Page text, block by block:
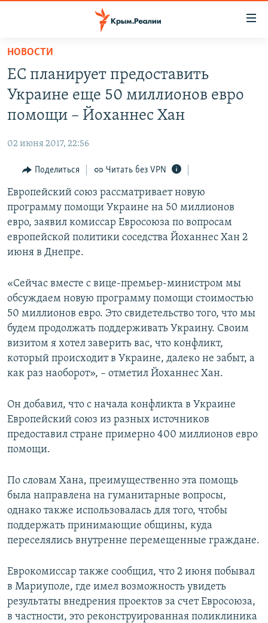
Вернуться
основному
содержанию
Вернутся
главной
Вернутся
поиску
СПЕЦПРОЕКТЫ
11 ЛЕТ ОККУПАЦИИ КРЫМА. 11 ИСТОРИЙ СОПРОТИВЛЕНИЯ
ВОДА
ЕЩЕ
ИНТЕРАКТИВ
ИНФОГРАФИКА
ТЕЛЕПРОЕКТ КРЫМ.РЕАЛИИ
СОВЕТЫ ПРАВОЗАЩИТНИКОВ
ПРОПАВШИЕ БЕЗ ВЕСТИ
ПОБЕДИТЕЛЕЙ НЕ СУДЯТ?
КРЫМ.НЕПОКОРЕННЫЙ
УКРАИНСКАЯ ПРОБЛЕМА КРЫМА
РАДІО СВОБОДА
КАК ОБОЙТИ БЛОКИРОВКУ
Українською
Qırımtatar
ПРИСОЕДИНЯЙТЕСЬ!
Все сайты RFE/RL
НОВОСТИ
ЕС планирует предоставить
Украине еще 50 миллионов евро
помощи – Йоханнес Хан
02 июня 2017, 22:56
Поделиться Читать без VPN
Европейский союз рассматривает новую
программу помощи Украине на 50 миллионов
евро, заявил комиссар Евросоюза по вопросам
европейской политики соседства Йоханнес Хан 2
июня в Днепре.
«Сейчас вместе с вице-премьер-министром мы
обсуждаем новую программу помощи стоимостью
50 миллионов евро. Это свидетельство того, что мы
будем продолжать поддерживать Украину. Своим
визитом я хотел заверить вас, что конфликт,
который происходит в Украине, далеко не забыт, а
как раз наоборот», – отметил Йоханнес Хан.
Он добавил, что с начала конфликта в Украине
Европейский союз из разных источников
предоставил стране примерно 400 миллионов евро
помощи.
По словам Хана, преимущественно эта помощь
была направлена на гуманитарные вопросы,
однако также использовалась для того, чтобы
поддержать принимающие общины, куда
переселялись внутренне перемещенные граждане.
Еврокомиссар также сообщил, что 2 июня побывал
в Мариуполе, где имел возможность увидеть
результаты внедрения проектов за счет Евросоюза,
в частности, это реконструированная поликлиника